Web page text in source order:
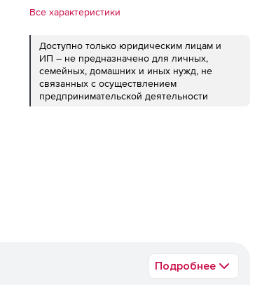
Все характеристики
Доступно только юридическим лицам и
ИП – не предназначено для личных,
семейных, домашних и иных нужд, не
связанных с осуществлением
предпринимательской деятельности
Подробнее